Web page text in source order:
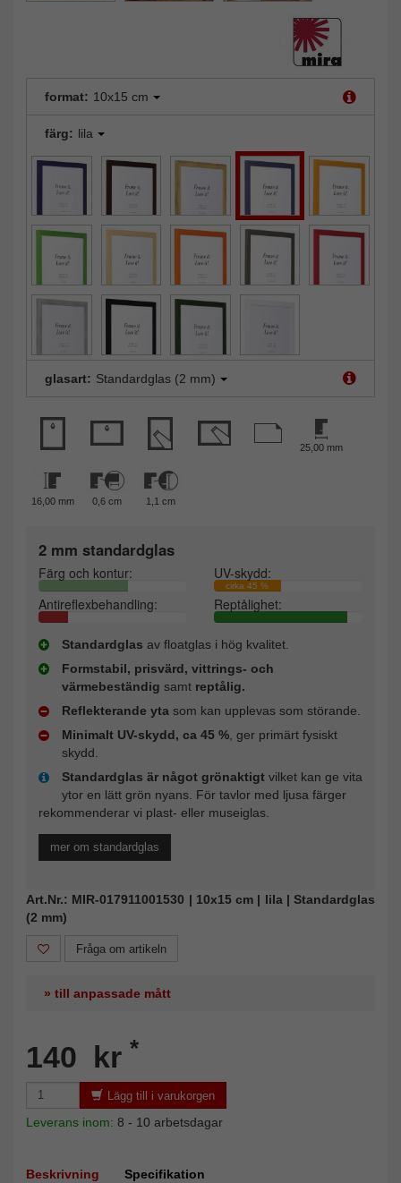
format: 10x15 cm
färg: lila
glasart: Standardglas (2 mm)
25,00 mm
16,00 mm 0,6 cm 1,1 cm
2 mm standardglas
Färg och kontur: UV-skydd:
cirka 45 %
Antireflexbehandling: Reptålighet:
Standardglas av floatglas i hög kvalitet.
Formstabil, prisvärd, vittrings- och
värmebeständig samt reptålig.
Reflekterande yta som kan upplevas som störande.
Minimalt UV-skydd, ca 45 % , ger primärt fysiskt
skydd.
Standardglas är något grönaktigt vilket kan ge vita
ytor en lätt grön nyans. För tavlor med ljusa färger
rekommenderar vi plast- eller museiglas.
mer om standardglas
Art.Nr.: MIR-017911001530 | 10x15 cm | lila | Standardglas
(2 mm)
Fråga om artikeln
» till anpassade mått
140 kr *
Lägg till i varukorgen
Leverans inom: 8 - 10 arbetsdagar
Beskrivning Specifikation